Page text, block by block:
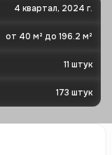
4 квартал, 2024 г.
от 40 м² до 196.2 м²
11 штук
173 штук